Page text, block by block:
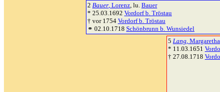
2 Bauer, Lorenz, lu. Bauer
* 25.03.1692 Vordorf b. Tröstau
† vor 1754 Vordorf b. Tröstau
⚭ 02.10.1718 Schönbrunn b. Wunsiedel
5 Lang, Margaretha
* 11.03.1651
† 27.08.1718